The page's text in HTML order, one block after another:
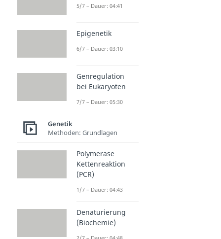
5/7 – Dauer: 04:41
Epigenetik
6/7 – Dauer: 03:10
Genregulation
bei Eukaryoten
7/7 – Dauer: 05:30
Genetik
Methoden: Grundlagen
Polymerase
Kettenreaktion
(PCR)
1/7 – Dauer: 04:43
Denaturierung
(Biochemie)